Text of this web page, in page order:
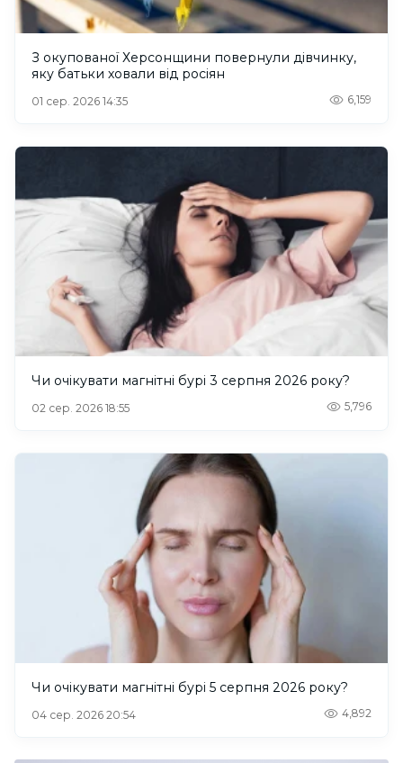
З окупованої Херсонщини повернули дівчинку,
яку батьки ховали від росіян
01 сер. 2026 14:35 6,159
Чи очікувати магнітні бурі 3 серпня 2026 року?
02 сер. 2026 18:55 5,796
Чи очікувати магнітні бурі 5 серпня 2026 року?
04 сер. 2026 20:54 4,892